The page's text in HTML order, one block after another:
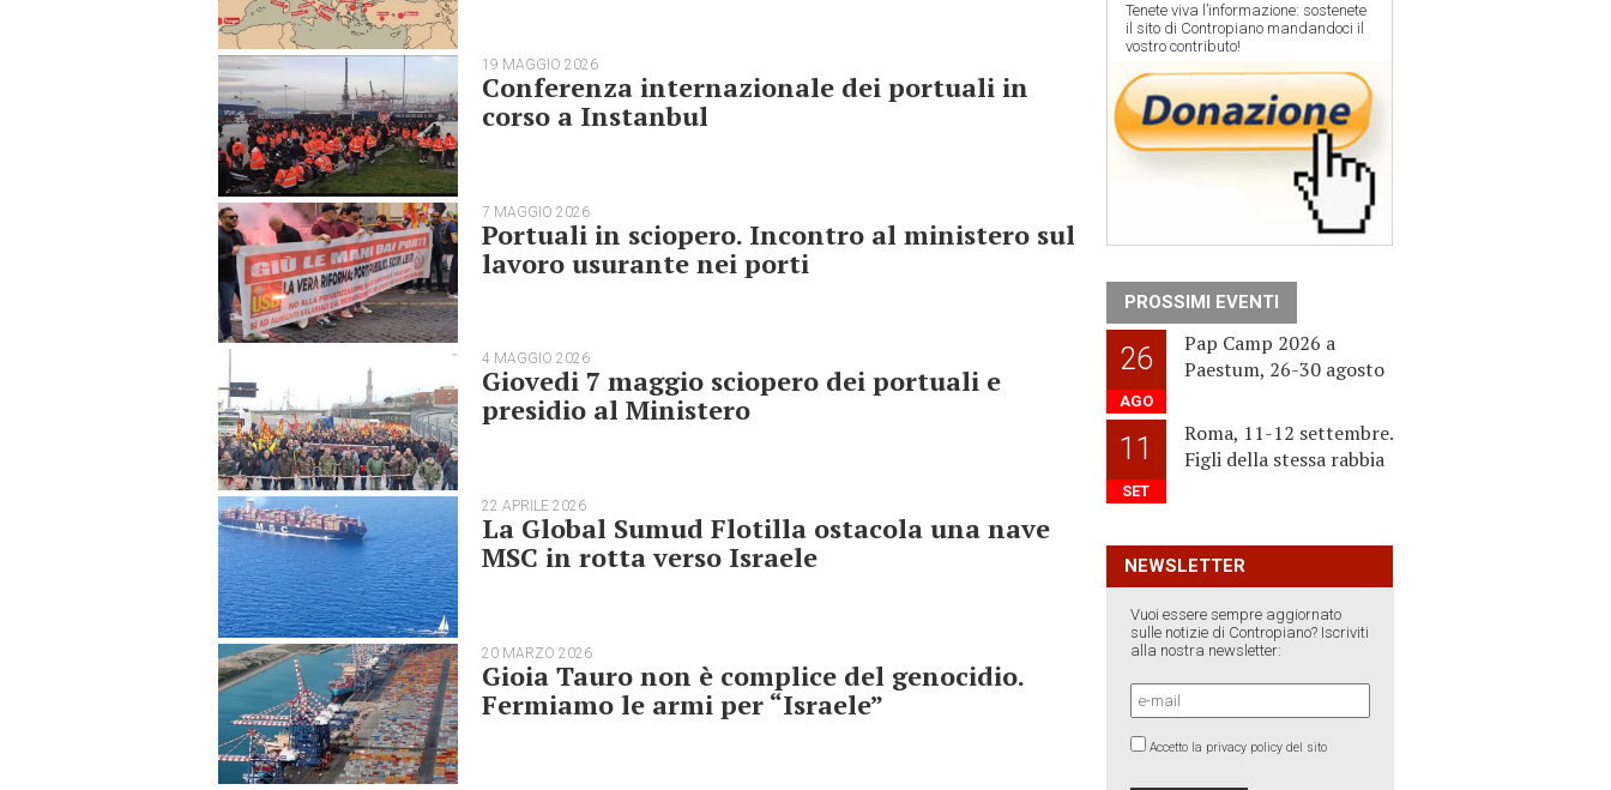
19 MAGGIO 2026
Conferenza internazionale dei portuali in
corso a Instanbul
7 MAGGIO 2026
Portuali in sciopero. Incontro al ministero sul
lavoro usurante nei porti
4 MAGGIO 2026
Giovedi 7 maggio sciopero dei portuali e
presidio al Ministero
22 APRILE 2026
La Global Sumud Flotilla ostacola una nave
MSC in rotta verso Israele
20 MARZO 2026
Gioia Tauro non è complice del genocidio.
Fermiamo le armi per “Israele”
Tenete viva l’informazione: sostenete
il sito di Contropiano mandandoci il
vostro contributo!
PROSSIMI EVENTI
26
AGO
Pap Camp 2026 a
Paestum, 26-30 agosto
11
SET
Roma, 11-12 settembre.
Figli della stessa rabbia
NEWSLETTER
Vuoi essere sempre aggiornato
sulle notizie di Contropiano? Iscriviti
alla nostra newsletter:
Accetto la privacy policy del sito